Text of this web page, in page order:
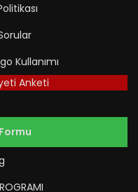
Kullanımı
Anketi